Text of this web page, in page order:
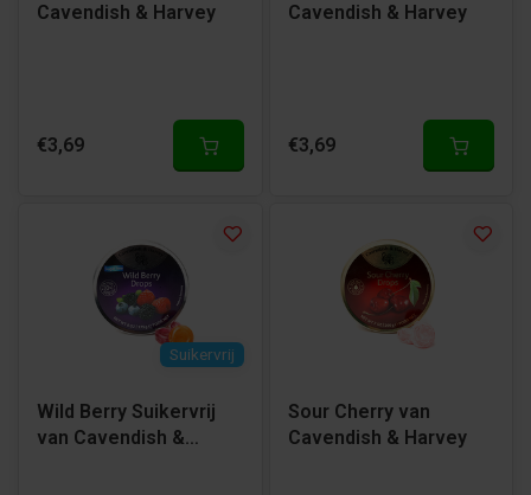
Cavendish & Harvey
€3,69
Cavendish & Harvey
€3,69
Suikervrij
Wild Berry Suikervrij
van Cavendish &
Sour Cherry van
Cavendish & Harvey